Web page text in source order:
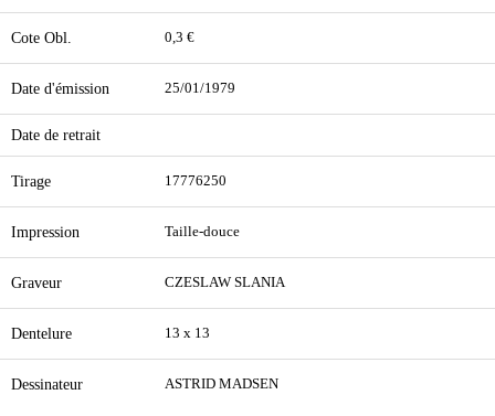
Cote Obl. 0,3 €
Date d'émission 25/01/1979
Date de retrait
Tirage 17776250
Impression Taille-douce
Graveur CZESLAW SLANIA
Dentelure 13 x 13
Dessinateur ASTRID MADSEN